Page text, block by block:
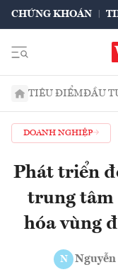
CHỨNG KHOÁN
TIÊU ĐIỂMĐẦU
DOANH NGHIỆP
Phát triển
trung tâm
hóa vùng
N